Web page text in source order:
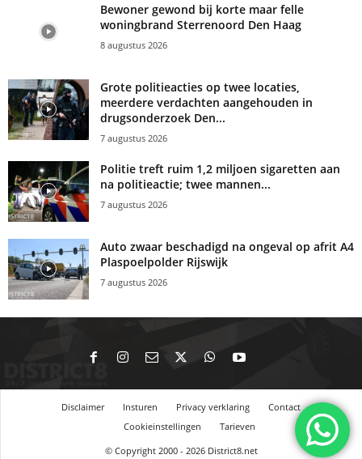
Bewoner gewond bij korte maar felle
woningbrand Sterrenoord Den Haag
8 augustus 2026
Grote politieacties op twee locaties,
meerdere verdachten aangehouden in
drugsonderzoek Den...
7 augustus 2026
Politie treft ruim 1,2 miljoen sigaretten aan
na politieactie; twee mannen...
7 augustus 2026
Auto zwaar beschadigd na ongeval op afrit A4
Plaspoelpolder Rijswijk
7 augustus 2026
Disclaimer Insturen Privacy verklaring
Contact
Cookieinstellingen
Tarieven
© Copyright 2000 - 2026 District8.net